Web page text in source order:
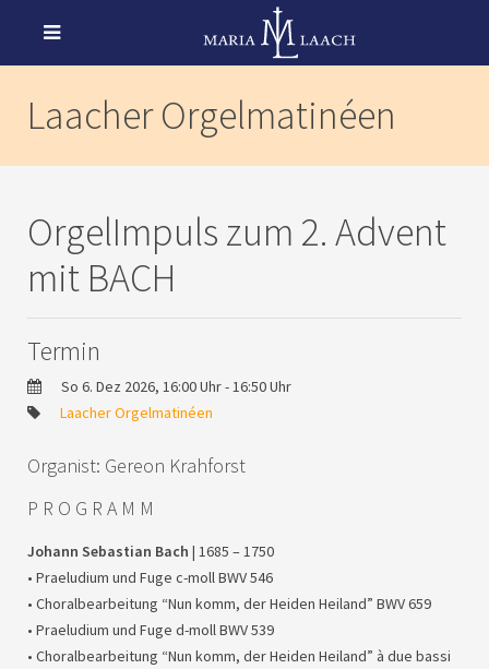
Laacher Orgelmatinéen
OrgelImpuls zum 2. Advent
mit BACH
Termin
So 6. Dez 2026, 16:00 Uhr - 16:50 Uhr
Laacher Orgelmatinéen
Organist: Gereon Krahforst
P R O G R A M M
Johann Sebastian Bach | 1685 – 1750
• Praeludium und Fuge c-mollBWV546
• Choralbearbeitung “Nun komm, der Heiden Heiland” BWV659
• Praeludium und Fuge d-mollBWV539
• Choralbearbeitung “Nun komm, der Heiden Heiland” à due bassi